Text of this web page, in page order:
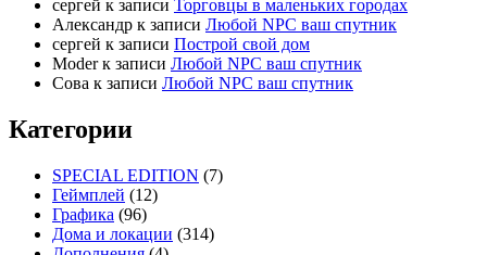
cергей к записи Торговцы в маленьких городах
Александр к записи Любой NPC ваш спутник
cергей к записи Построй свой дом
Moderк записи Любой NPC ваш спутник
Сова к записи Любой NPC ваш спутник
Категории
SPECIAL EDITION (7)
Геймплей (12)
Графика (96)
Дома и локации (314)